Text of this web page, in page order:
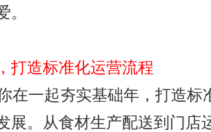
。
打造标准化运营流程
在一起夯实基础年，打造标
展。从食材生产配送到门店